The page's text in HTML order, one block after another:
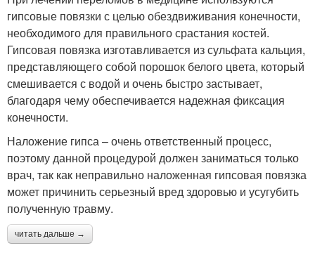
гипсовые повязки с целью обездвиживания конечности,
необходимого для правильного срастания костей.
Гипсовая повязка изготавливается из сульфата кальция,
представляющего собой порошок белого цвета, который
смешивается с водой и очень быстро застывает,
благодаря чему обеспечивается надежная фиксация
конечности.
Наложение гипса – очень ответственный процесс,
поэтому данной процедурой должен заниматься только
врач, так как неправильно наложенная гипсовая повязка
может причинить серьезный вред здоровью и усугубить
полученную травму.
читать дальше →